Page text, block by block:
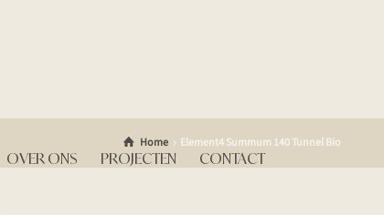
OVER ONS PROJECTEN CONTACT
Home Element4 Summum 140 Tunnel Bio